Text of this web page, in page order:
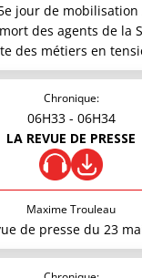
jour de mobilisation
des agents de la
des métiers en
Chronique:
06H33 - 06H34
LA REVUE DE PRESSE
Maxime Trouleau
de presse du 23